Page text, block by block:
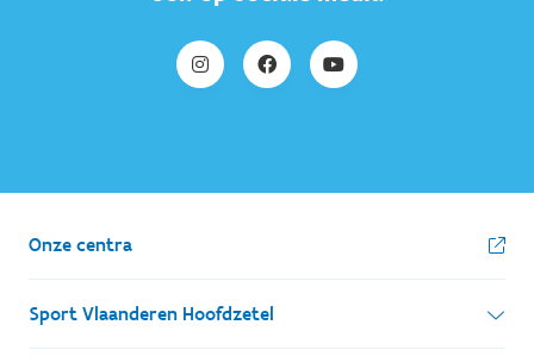
Onze centra
Sport Vlaanderen Hoofdzetel